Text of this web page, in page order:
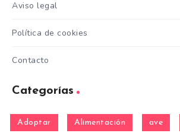
Aviso legal
Política de cookies
Contacto
Categorías
Adoptar Alimentación ave